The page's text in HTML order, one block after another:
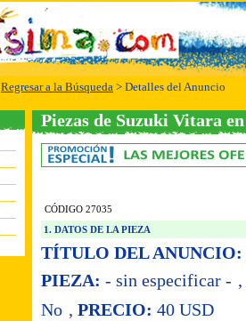
Regresar a la Búsqueda > Detalles del Anuncio
Piezas de Suzuki Vitara
CÓDIGO 27035
1. DATOS DE LA PIEZA
TÍTULO DEL ANUNCIO:
PIEZA: - sin especificar - ,
No , PRECIO: 40 USD